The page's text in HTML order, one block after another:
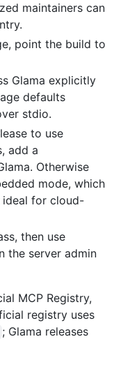
maintainers can
point the build to
Glama explicitly
defaults
stdio.
to use
add a
Otherwise
mode, which
for cloud-
then use
the server admin
MCP Registry,
registry uses
; Glama releases